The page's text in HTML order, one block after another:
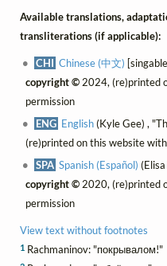
Available translations,
transliterations (if applicable):
CHI Chinese (中文)
copyright ©2024, (re)printed
permission
ENG English(Kyle Gee) ,
(re)printed on this website
SPA Spanish (Español)
copyright ©2020, (re)printed
permission
View text without footnotes
1Rachmaninov: "покрывалом!"